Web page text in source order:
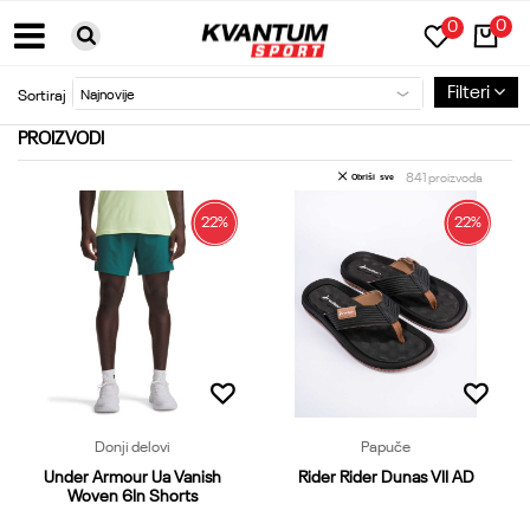
0
0
BESPLATNA DOSTAVA ZA PORUDŽBINE PREKO 6000RSD
PROIZVODI
Sortiraj Filteri
841proizvoda
Obriši sve
22%
Donji delovi
Under Armour Ua Vanish
Woven 6In Shorts
22%
Papuče
Rider Rider Dunas VII AD